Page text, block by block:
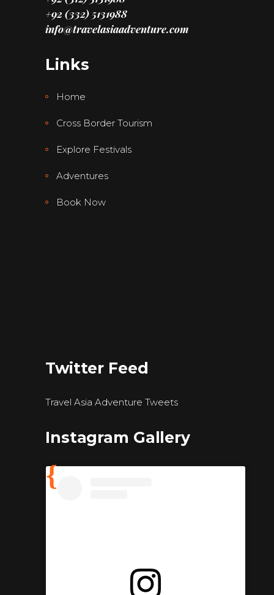
+92 (332) 5131988
info@travelasiaadventure.com
Links
Home
Cross Border Tourism
Explore Festivals
Adventures
Book Now
Twitter Feed
Travel Asia Adventure Tweets
Instagram Gallery